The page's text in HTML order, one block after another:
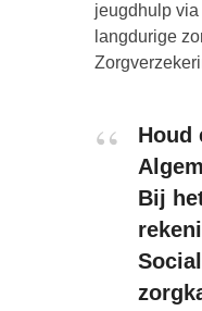
jeugdhulp
langdurige
Houd
Bij